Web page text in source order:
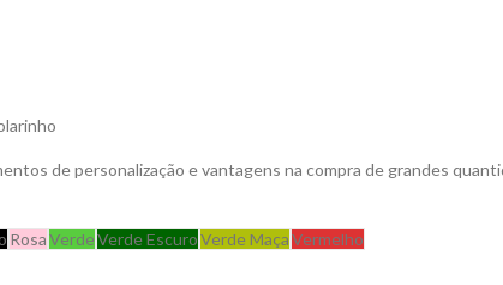
de personalização e vantagens na compra de grandes
RosaVerdeVerde EscuroVerde MaçaVermelho